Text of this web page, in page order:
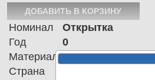
Номинал
Открытка
Год
0
Материал
Страна